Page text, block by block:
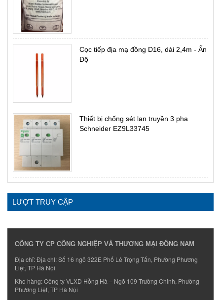
Cọc tiếp địa mạ đồng D16, dài 2,4m - Ấn
Độ
Thiết bị chống sét lan truyền 3 pha
Schneider EZ9L33745
LƯỢT TRUY CẬP
CÔNG TY CP CÔNG NGHIỆP VÀ THƯƠNG MẠI ĐÔNG NAM
Địa chỉ: Địa chỉ: Số 16 ngõ 322E Phố Lê Trọng Tấn, Phường Phương
Liệt, TP Hà Nội
Kho hàng: Công ty VLXD Hồng Hà – Ngõ 109 Trường Chinh, Phường
Phương Liệt, TP Hà Nội